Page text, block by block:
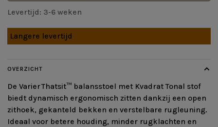
Levertijd: 3-6 weken
Langere levertijd
OVERZICHT
De Varier Thatsit™ balansstoel met Kvadrat Tonal stof
biedt dynamisch ergonomisch zitten dankzij een open
zithoek, gekanteld bekken en verstelbare rugleuning.
Ideaal voor betere houding, minder rugklachten en